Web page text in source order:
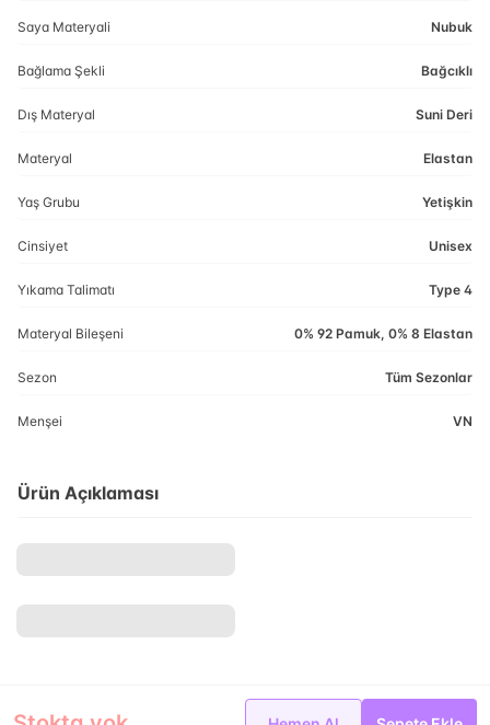
Saya Materyali Nubuk
Bağlama Şekli Bağcıklı
Dış Materyal Suni Deri
Materyal Elastan
Yaş Grubu Yetişkin
Cinsiyet Unisex
Yıkama Talimatı Type 4
Materyal Bileşeni 0% 92 Pamuk, 0% 8 Elastan
Sezon Tüm Sezonlar
Menşei VN
Ürün Açıklaması